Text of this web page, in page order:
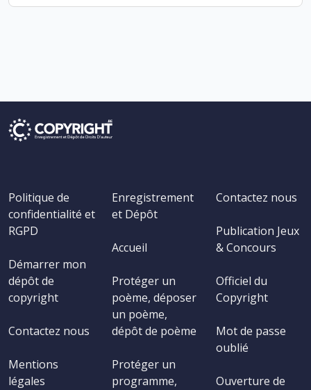
Politique de
confidentialité et
RGPD
Démarrer mon
dépôt de
copyright
Contactez nous
Mentions
légales
Enregistrement
et Dépôt
Accueil
Protéger un
poème, déposer
un poème,
dépôt de poème
Protéger un
programme,
Contactez nous
Publication Jeux
& Concours
Officiel du
Copyright
Mot de passe
oublié
Ouverture de